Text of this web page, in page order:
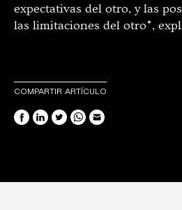
expectativas del otro, y las
las limitaciones del otro”,
COMPARTIR ARTÍCULO